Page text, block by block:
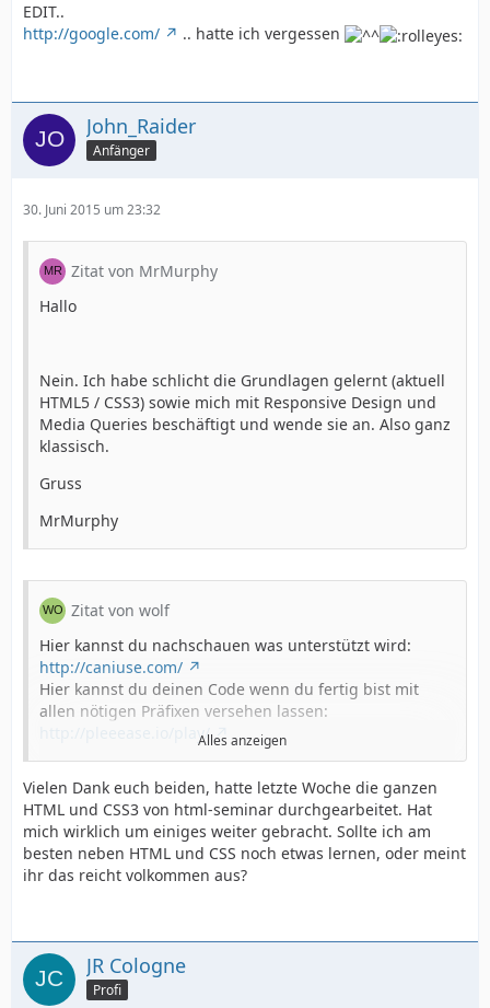
EDIT..
http://google.com/
.. hatte ich vergessen
John_Raider
Anfänger
30. Juni 2015 um 23:32
Zitat von MrMurphy
Hallo
Nein. Ich habe schlicht die Grundlagen gelernt (aktuell
HTML5 / CSS3) sowie mich mit Responsive Design und
Media Queries beschäftigt und wende sie an. Also ganz
klassisch.
Gruss
MrMurphy
Zitat von wolf
Hier kannst du nachschauen was unterstützt wird:
http://caniuse.com/
Hier kannst du deinen Code wenn du fertig bist mit
allen nötigen Präfixen versehen lassen:
http://pleeease.io/play/
aussehen:http://necolas.github.io/normalize.css/
jQuery src:http://cdnjs.cloudflare.com/ajax/libs/jque…
3/jquery.min.js
CSS Tutorials: https://css-tricks.com/
Ispiration:https://dribbble.com/
Fülltexte:http://meettheipsums.com/
...
Alles anzeigen
Vielen Dank euch beiden, hatte letzte Woche die ganzen
HTML und CSS3 von html-seminar durchgearbeitet. Hat
mich wirklich um einiges weiter gebracht. Sollte ich am
besten neben HTML und CSS noch etwas lernen, oder meint
ihr das reicht volkommen aus?
JR Cologne
Profi